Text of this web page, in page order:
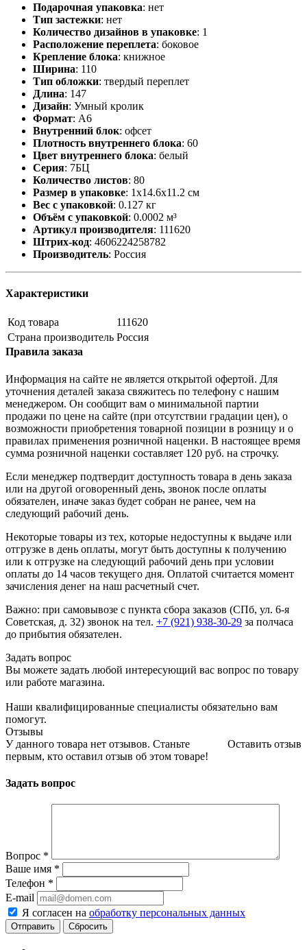
Подарочная упаковка: нет
Тип застежки: нет
Количество дизайнов в упаковке: 1
Расположение переплета: боковое
Крепление блока: книжное
Ширина: 110
Тип обложки: твердый переплет
Длина: 147
Дизайн: Умный кролик
Формат: А6
Внутренний блок: офсет
Плотность внутреннего блока: 60
Цвет внутреннего блока: белый
Серия: 7БЦ
Количество листов: 80
Размер в упаковке: 1x14.6x11.2 см
Вес с упаковкой: 0.127 кг
Объём с упаковкой: 0.0002 м³
Артикул производителя: 111620
Штрих-код: 4606224258782
Производитель: Россия
Характеристики
Код товара
111620
Страна производитель Россия
Правила заказа
Информация на сайте не является открытой офертой. Для
уточнения деталей заказа свяжитесь по телефону с нашим
менеджером. Он сообщит вам о минимальной партии
продажи по цене на сайте (при отсутствии градации цен), о
возможности приобретения товарной позиции в розницу и о
правилах применения розничной наценки. В настоящее время
сумма розничной наценки составляет 120 руб. на строчку.
Если менеджер подтвердит доступность товара в день заказа
или на другой оговоренный день, звонок после оплаты
обязателен, иначе заказ будет собран не ранее, чем на
следующий рабочий день.
Некоторые товары из тех, которые недоступны к выдаче или
отгрузке в день оплаты, могут быть доступны к получению
или к отгрузке на следующий рабочий день при условии
оплаты до 14 часов текущего дня. Оплатой считается момент
зачисления денег на наш расчетный счет.
Важно: при самовывозе с пункта сборa заказов (СПб, ул. 6-я
Советская, д. 32) звонок на тел. +7 (921) 938-30-29 за полчаса
до прибытия обязателен.
Задать вопрос
Вы можете задать любой интересующий вас вопрос по товару
или работе магазина.
Наши квалифицированные специалисты обязательно вам
помогут.
Отзывы
Оставить отзыв
У данного товара нет отзывов. Станьте
первым, кто оставил отзыв об этом товаре!
Задать вопрос
Вопрос *
Ваше имя *
Телефон *
E-mail
Я согласен на обработку персональных данных
Сбросить